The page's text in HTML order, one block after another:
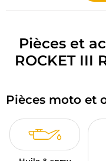
PNEUS
BONS
Pièces et
ROCKET III
Pièces moto et